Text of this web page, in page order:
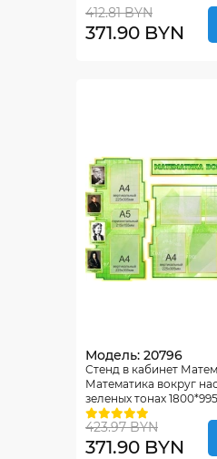
412.81 BYN
371.90 BYN
Модель: 20796
Стенд в кабинет
Математика вокруг
зеленых тонах
423.97 BYN
371.90 BYN